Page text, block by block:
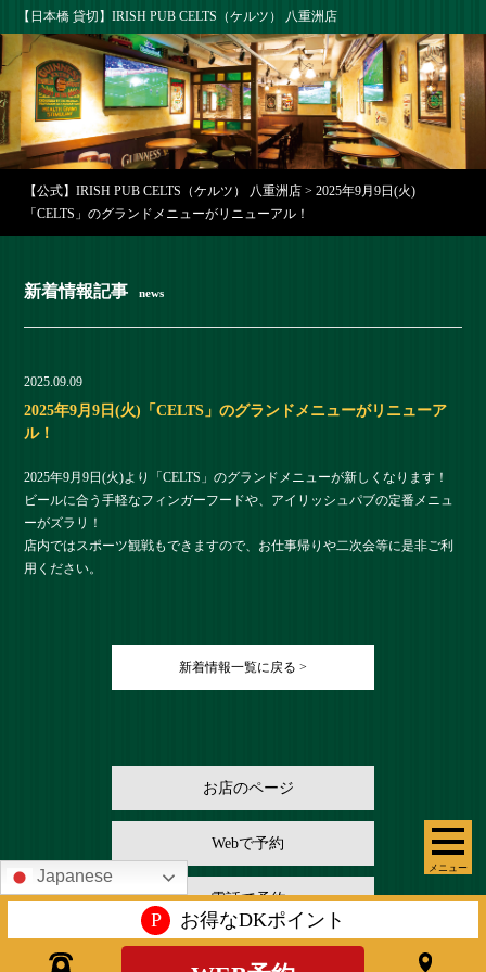
【日本橋 貸切】IRISH PUB CELTS（ケルツ） 八重洲店
メニュー
【公式】IRISH PUB CELTS（ケルツ） 八重洲店 >2025年9月9日(火)
「CELTS」のグランドメニューがリニューアル！
新着情報記事 news
2025.09.09
2025年9月9日(火)「CELTS」のグランドメニューがリニューア
ル！
2025年9月9日(火)より「CELTS」のグランドメニューが新しくなります！
ビールに合う手軽なフィンガーフードや、アイリッシュパブの定番メニュ
ーがズラリ！
店内ではスポーツ観戦もできますので、お仕事帰りや二次会等に是非ご利
用ください。
新着情報一覧に戻る >
お店のページ
Webで予約
電話で予約
Japanese
P お得なDKポイント